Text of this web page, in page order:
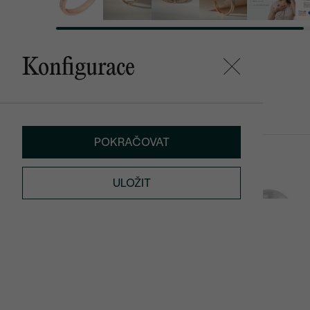
Konfigurace
POKRAČOVAT
ULOŽIT
Heidy